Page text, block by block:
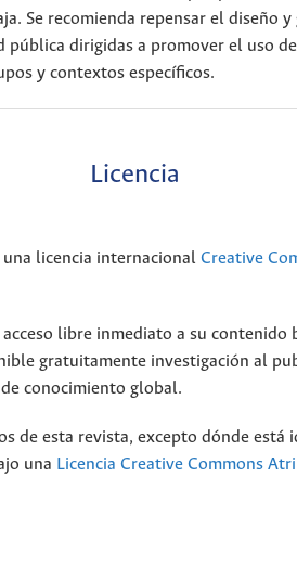
Se recomienda repensar el diseño y
pública dirigidas a promover el uso
y contextos específicos.
Licencia
una licencia internacional Creative
acceso libre inmediato a su contenido
gratuitamente investigación al
conocimiento global.
de esta revista, excepto dónde está
una Licencia Creative Commons